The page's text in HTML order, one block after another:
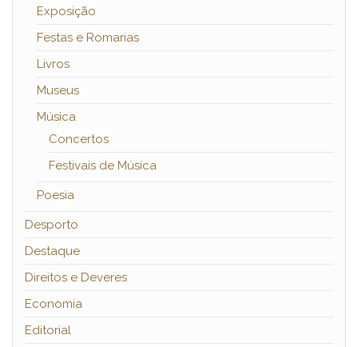
Exposição
Festas e Romarias
Livros
Museus
Música
Concertos
Festivais de Música
Poesia
Desporto
Destaque
Direitos e Deveres
Economia
Editorial